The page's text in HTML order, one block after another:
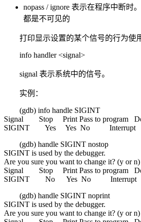
nopass / ignore 表示在程序中断时
都是不可见的
打印显示设置的某个信号的行为使
info handler <signal>
signal 表示系统中的信号。
实例：
(gdb) info handle SIGINT
Signal Stop Print Pass to program
SIGINT Yes Yes No Interrupt
(gdb) handle SIGINT nostop
SIGINT is used by the debugger.
Are you sure you want to change it? (y or
Signal Stop Print Pass to program
SIGINT No Yes No Interrupt
(gdb) handle SIGINT noprint
SIGINT is used by the debugger.
Are you sure you want to change it? (y or